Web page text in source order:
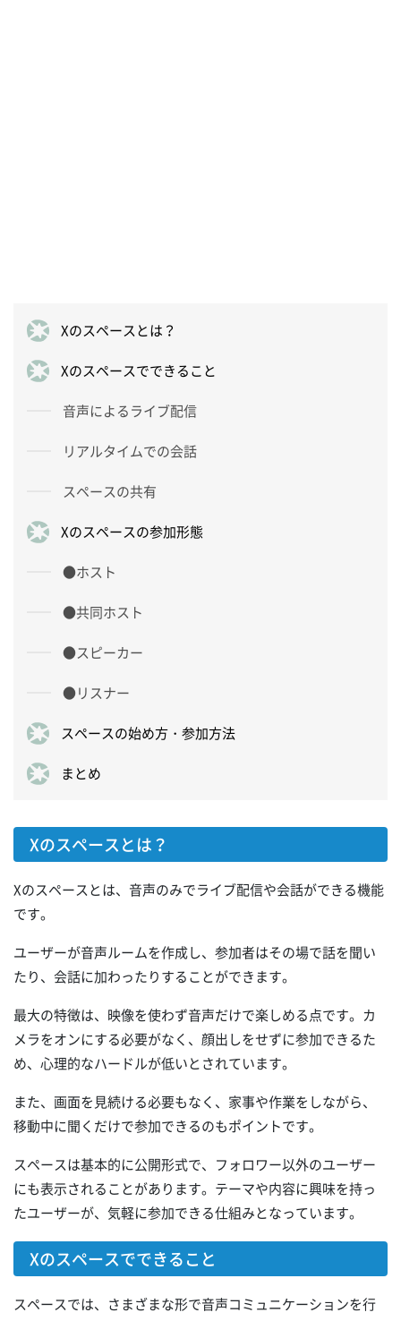
Xのスペースとは？
Xのスペースでできること
音声によるライブ配信
リアルタイムでの会話
スペースの共有
Xのスペースの参加形態
●ホスト
●共同ホスト
●スピーカー
●リスナー
スペースの始め方・参加方法
まとめ
Xのスペースとは？
Xのスペースとは、音声のみでライブ配信や会話ができる機能
です。
ユーザーが音声ルームを作成し、参加者はその場で話を聞い
たり、会話に加わったりすることができます。
最大の特徴は、映像を使わず音声だけで楽しめる点です。カ
メラをオンにする必要がなく、顔出しをせずに参加できるた
め、心理的なハードルが低いとされています。
また、画面を見続ける必要もなく、家事や作業をしながら、
移動中に聞くだけで参加できるのもポイントです。
スペースは基本的に公開形式で、フォロワー以外のユーザー
にも表示されることがあります。テーマや内容に興味を持っ
たユーザーが、気軽に参加できる仕組みとなっています。
Xのスペースでできること
スペースでは、さまざまな形で音声コミュニケーションを行